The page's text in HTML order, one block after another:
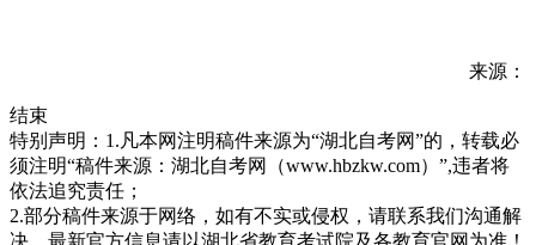
来源：
结束
特别声明：1.凡本网注明稿件来源为“湖北自考网”的，转载必
须注明“稿件来源：湖北自考网（www.hbzkw.com）”,违者将
依法追究责任；
2.部分稿件来源于网络，如有不实或侵权，请联系我们沟通解
决。最新官方信息请以湖北省教育考试院及各教育官网为准！